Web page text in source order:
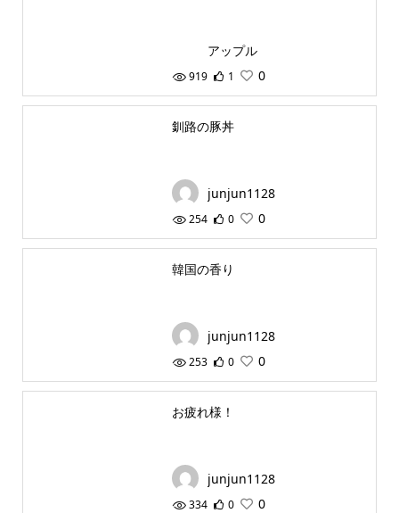
アップル
919 1 0
釧路の豚丼
junjun1128
254 0 0
韓国の香り
junjun1128
253 0 0
お疲れ様！
junjun1128
334 0 0